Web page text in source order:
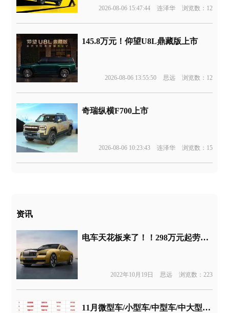
2026-08-06 15:47:44 连泽华 浏览数：12
145.8万元！仰望U8L鼎藏版上市
2026-08-06 13:55:50 思远 浏览数：12
奇瑞纵横F700上市
2026-08-06 10:23:43 连泽华 浏览数：15
资讯
电车天花板来了！！298万元起劳斯莱斯闪灵发布
2022年10月19日 思远 浏览数：223
11月微型车/小型车/中型车/中大型车零售销量榜